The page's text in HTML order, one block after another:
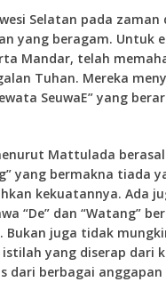
Selatan pada zaman
yang beragam. Untuk
Mandar, telah
Tuhan. Mereka
SeuwaE” yang
Mattulada
yang bermakna tiada
kekuatannya. Ada
“De” dan “Watang”
Bukan juga tidak
istilah yang diserap dari
dari berbagai anggapan